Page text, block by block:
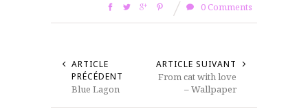
0 Comments
ARTICLE
PRÉCÉDENT
Blue Lagon
ARTICLE SUIVANT
From cat with love
– Wallpaper